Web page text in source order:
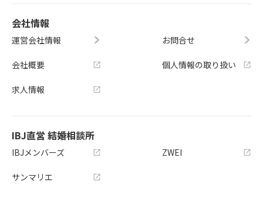
会社情報
運営会社情報
会社概要
求人情報
お問合せ
個人情報の取り扱い
IBJ直営 結婚相談所
IBJメンバーズ
サンマリエ
ZWEI